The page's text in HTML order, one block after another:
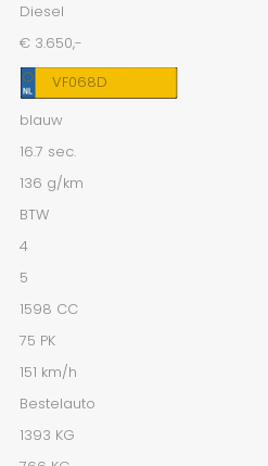
Diesel
€ 3.650,-
VF068D
blauw
16.7 sec.
136 g/km
BTW
4
5
1598 CC
75 PK
151 km/h
Bestelauto
1393 KG